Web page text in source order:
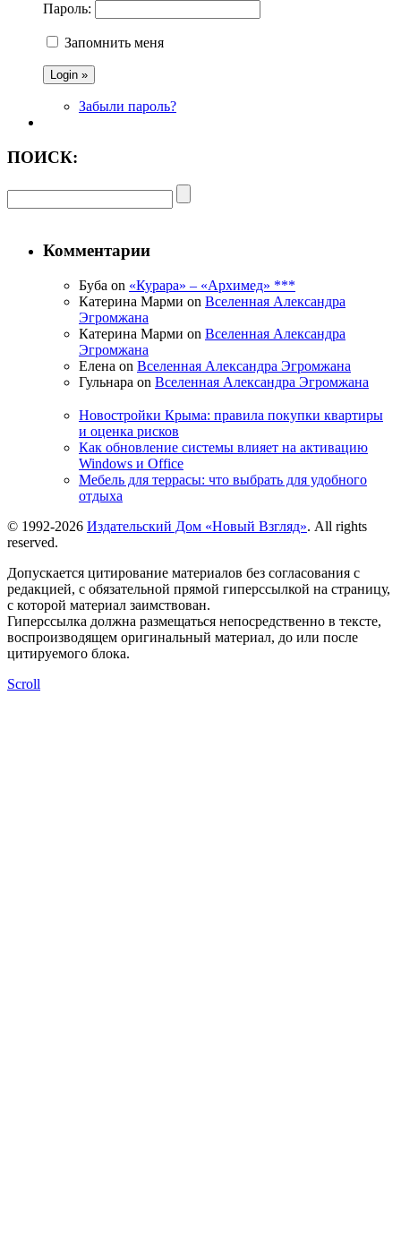
Пароль:
Запомнить меня
Забыли пароль?
ПОИСК:
Комментарии
Буба on «Курара» – «Архимед» ***
Катерина Марми on Вселенная Александра
Эгромжана
Катерина Марми on Вселенная Александра
Эгромжана
Елена on Вселенная Александра Эгромжана
Гульнара on Вселенная Александра Эгромжана
Новостройки Крыма: правила покупки квартиры
и оценка рисков
Как обновление системы влияет на активацию
Windows и Office
Мебель для террасы: что выбрать для удобного
отдыха
© 1992-2026 Издательский Дом «Новый Взгляд». All rights
reserved.
Допускается цитирование материалов без согласования с
редакцией, с обязательной прямой гиперссылкой на страницу,
с которой материал заимствован.
Гиперссылка должна размещаться непосредственно в тексте,
воспроизводящем оригинальный материал, до или после
цитируемого блока.
Scroll